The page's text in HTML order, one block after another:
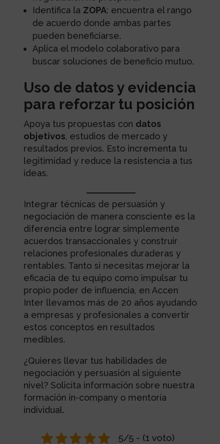
Identifica la ZOPA: encuentra el rango
de acuerdo donde ambas partes
pueden beneficiarse.
Aplica el modelo colaborativo para
buscar soluciones de beneficio mutuo.
Uso de datos y evidencia
para reforzar tu posición
Apoya tus propuestas con datos
objetivos, estudios de mercado y
resultados previos. Esto incrementa tu
legitimidad y reduce la resistencia a tus
ideas.
Integrar técnicas de persuasión y
negociación de manera consciente es la
diferencia entre lograr simplemente
acuerdos transaccionales y construir
relaciones profesionales duraderas y
rentables. Tanto si necesitas mejorar la
eficacia de tu equipo como impulsar tu
propio poder de influencia, en Accen
Inter llevamos más de 20 años ayudando
a empresas y profesionales a convertir
estos conceptos en resultados
medibles.
¿Quieres llevar tus habilidades de
negociación y persuasión al siguiente
nivel? Solicita información sobre nuestra
formación in-company o mentoría
individual.
5/5 - (1 voto)